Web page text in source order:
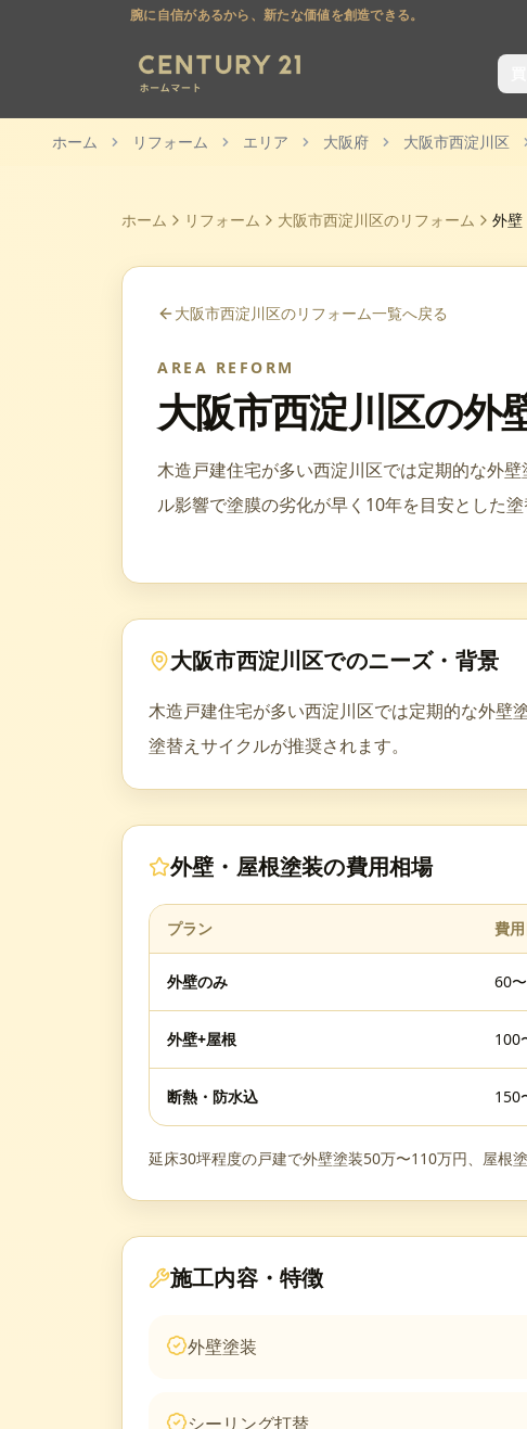
腕に自信があるから、新たな価値を創造できる。
ホーム リフォーム エリア 大阪府 大阪市西淀川区
ホーム リフォーム 大阪市西淀川区のリフォーム 外壁
大阪市西淀川区のリフォーム一覧へ戻る
AREA REFORM
大阪市西淀川区の外
木造戸建住宅が多い西淀川区では定期的な外
ル影響で塗膜の劣化が早く10年を目安とした塗
大阪市西淀川区でのニーズ・背景
木造戸建住宅が多い西淀川区では定期的な外壁
塗替えサイクルが推奨されます。
外壁・屋根塗装の費用相場
プラン 費
外壁のみ 60
外壁+屋根 100
断熱・防水込 150
延床30坪程度の戸建で外壁塗装50万〜110万円、屋根
施工内容・特徴
外壁塗装
シーリング打替